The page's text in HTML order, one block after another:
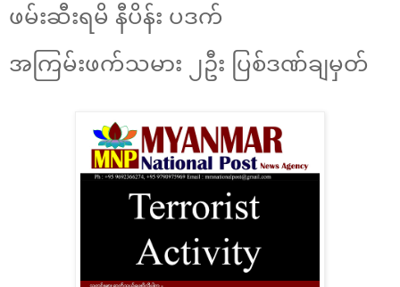
ဖမ်းဆီးရမိ နီပိန်း ပဒက်
အကြမ်းဖက်သမား ၂ဦး ပြစ်ဒဏ်ချမှတ်